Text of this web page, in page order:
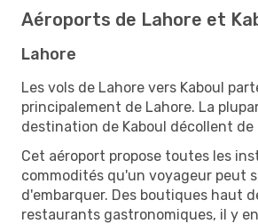
Aéroports de Lahore et
Lahore
Les vols de Lahore vers Kaboul
principalement de Lahore. La
destination de Kaboul décollent de
Cet aéroport propose toutes les
commodités qu'un voyageur peut
d'embarquer. Des boutiques haut
restaurants gastronomiques, il y